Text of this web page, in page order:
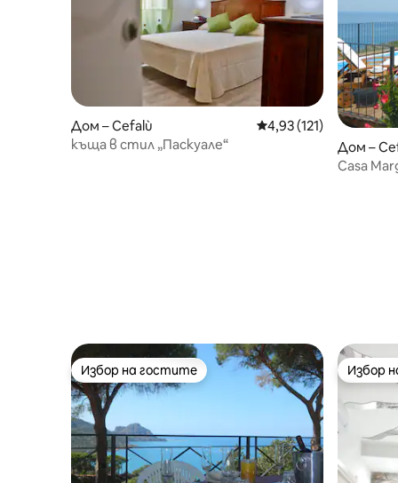
Дом – Cefalù Средна оценка: 4,93
4,93 (121)
къща в стил „Паскуале“
Дом –
Casa
Избор на гостите
Избор на гостите Избор
Избор